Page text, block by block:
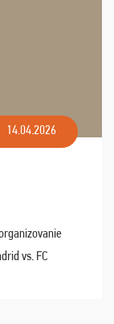
14.04.2026
vs. FC